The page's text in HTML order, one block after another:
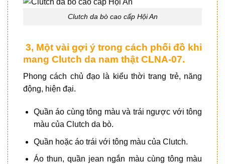
Clutch da bò cao cấp Hội An
3, Một vài gợi ý trong cách phối đồ khi
mang Clutch da nam thật CLNA-07.
Phong cách chủ đạo là kiểu thời trang trẻ, năng
động, hiện đại.
Quần áo cùng tông màu và trái ngược với tông
màu của Clutch da bò.
Quần hoặc áo trái với tông màu của Clutch.
Áo thun, quần jean ngắn màu cùng tông màu